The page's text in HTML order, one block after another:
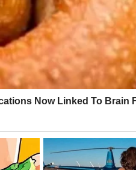
Ono što je bolelo gubi
ste viđeni, poštovani i
tiše, zrelije i stabilnije. Više
izgubili ništa vredno, već
se dokazujete. U narednim